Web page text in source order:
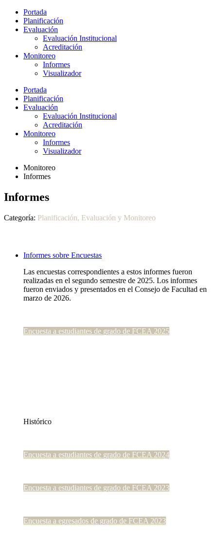
Portada
Planificación
Evaluación
Evaluación Institucional
Acreditación
Monitoreo
Informes
Visualizador
Portada
Planificación
Evaluación
Evaluación Institucional
Acreditación
Monitoreo
Informes
Visualizador
Monitoreo
Informes
Informes
Categoría: Planificación, Evaluación y Monitoreo
Informes sobre Encuestas
Las encuestas correspondientes a estos informes fueron
realizadas en el segundo semestre de 2025. Los informes
fueron enviados y presentados en el Consejo de Facultad en
marzo de 2026.
Encuesta a estudiantes de grado de FCEA 2025
Histórico
Encuesta a estudiantes de grado de FCEA 2024
Encuesta a estudiantes de grado de FCEA 2023
Encuesta a egresados de grado de FCEA 2023